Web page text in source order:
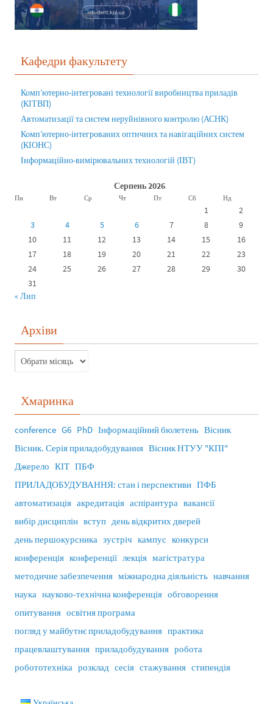
Кафедри факультету
Комп’ютерно-інтегровані технології виробництва приладів
(КІТВП)
Автоматизації та систем неруйнівного контролю (АСНК)
Комп’ютерно-інтегрованих оптичних та навігаційних систем
(КІОНС)
Інформаційно-вимірювальних технологій (ІВТ)
Серпень 2026
Пн Вт Ср Чт Пт Сб Нд
1
2
3
4 5 6 7 8
9
10
11 12 13 14 15
16
17
18 19 20 21 22
23
24
25 26 27 28 29
30
31
« Лип
Архіви
Хмаринка
conference G6 PhD Інформаційний бюлетень Вісник
Вісник. Серія приладобудування Вісник НТУУ "КПІ"
Джерело КІТ ПБФ
ПРИЛАДОБУДУВАННЯ: стан і перспективи ПФБ
автоматизація акредитація аспірантура вакансії
вибір дисциплін вступ день відкритих дверей
день першокурсника зустріч кампус конкурси
конференція конференції лекція магістратура
методичне забезпечення міжнародна діяльність навчання
наука науково-технічна конференція обговорення
опитування освітня програма
погляд у майбутнє приладобудування практика
працевлаштування приладобудування робота
робототехніка розклад сесія стажування стипендія